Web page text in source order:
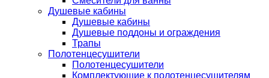
Душевые кабины
Душевые кабины
Душевые поддоны и ограждения
Трапы
Полотенцесушители
Полотенцесушители
Комплектующие к полотенцесушителям